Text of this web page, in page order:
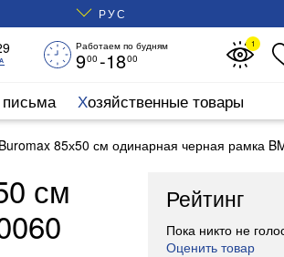
РУС
Работаем по будням
900 -1800
1
письма Хозяйственные товары
85х50 см одинарная черная рамка
см
Рейтинг
Пока никто не
Оценить товар